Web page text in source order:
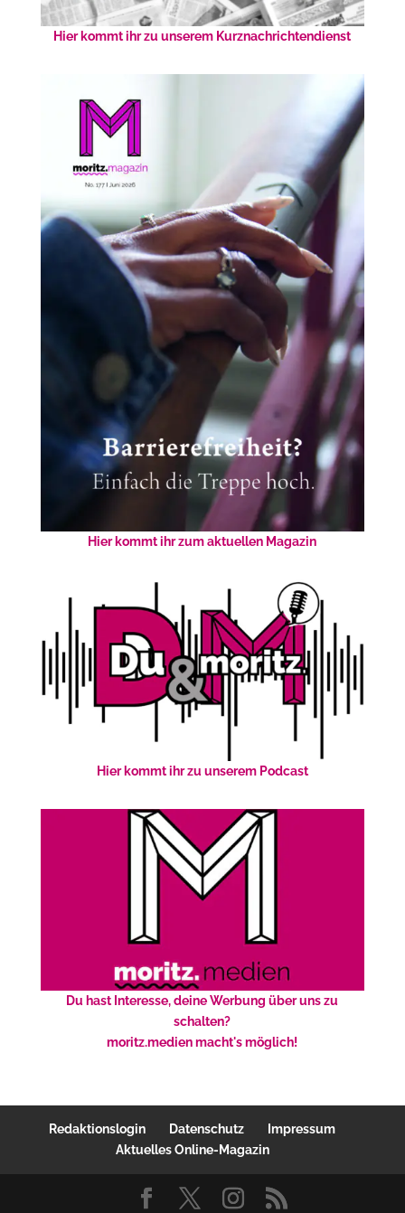
Hier kommt ihr zu unserem Kurznachrichtendienst
Hier kommt ihr zum aktuellen Magazin
Hier kommt ihr zu unserem Podcast
Du hast Interesse, deine Werbung über uns zu
schalten?
moritz.medien macht's möglich!
Redaktionslogin Datenschutz
Impressum
Aktuelles Online-Magazin